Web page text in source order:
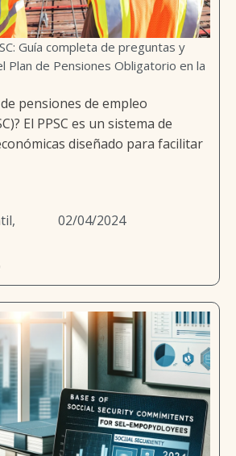
Guía completa de preguntas y
Plan de Pensiones Obligatorio en la
pensiones de empleo
El PPSC es un sistema de
diseñado para facilitar
02/04/2024